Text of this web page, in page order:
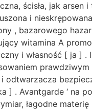
ścisła, jak arsen
i
, bazarowego
witamina A
i własność [ ja ]
odtwarzacza
] . Avantgarde ‘ na
łagodne